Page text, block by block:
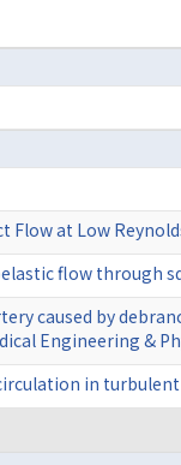
at Low
flow through
caused by
Engineering &
in turbulent